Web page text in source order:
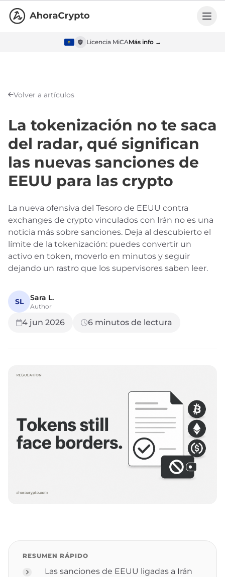
Licencia MiCAMás info →
Volver a artículos
La tokenización no te saca
del radar, qué significan
las nuevas sanciones de
EEUU para las crypto
La nueva ofensiva del Tesoro de EEUU contra
exchanges de crypto vinculados con Irán no es una
noticia más sobre sanciones. Deja al descubierto el
límite de la tokenización: puedes convertir un
activo en token, moverlo en minutos y seguir
dejando un rastro que los supervisores saben leer.
SL Sara L.
Author
4 jun 2026 6 minutos de lectura
RESUMEN RÁPIDO
Las sanciones de EEUU ligadas a Irán